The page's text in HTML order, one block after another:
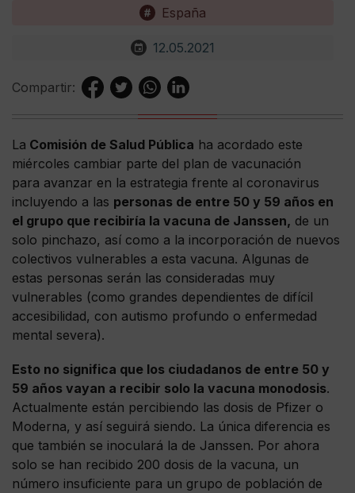
España
12.05.2021
Compartir:
La Comisión de Salud Pública ha acordado este
miércoles cambiar parte del plan de vacunación
para avanzar en la estrategia frente al coronavirus
incluyendo a las personas de entre 50 y 59 años en
el grupo que recibiría la vacuna de Janssen, de un
solo pinchazo, así como a la incorporación de nuevos
colectivos vulnerables a esta vacuna. Algunas de
estas personas serán las consideradas muy
vulnerables (como grandes dependientes de difícil
accesibilidad, con autismo profundo o enfermedad
mental severa).
Esto no significa que los ciudadanos de entre 50 y
59 años vayan a recibir solo la vacuna monodosis.
Actualmente están percibiendo las dosis de Pfizer o
Moderna, y así seguirá siendo. La única diferencia es
que también se inoculará la de Janssen. Por ahora
solo se han recibido 200 dosis de la vacuna, un
número insuficiente para un grupo de población de